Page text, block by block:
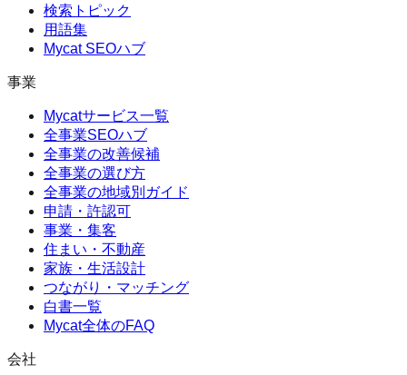
検索トピック
用語集
Mycat SEOハブ
事業
Mycatサービス一覧
全事業SEOハブ
全事業の改善候補
全事業の選び方
全事業の地域別ガイド
申請・許認可
事業・集客
住まい・不動産
家族・生活設計
つながり・マッチング
白書一覧
Mycat全体のFAQ
会社